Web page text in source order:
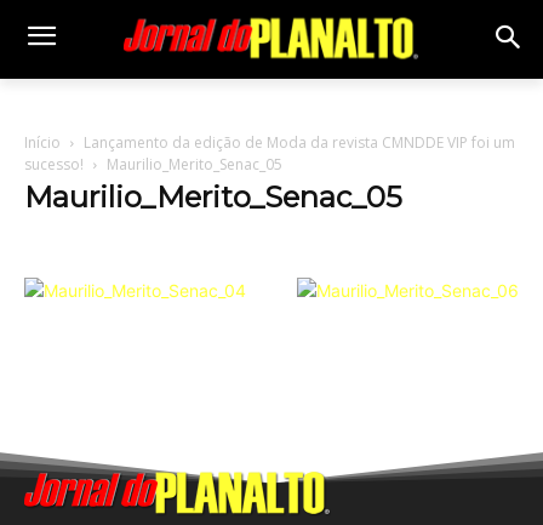
Início
Lançamento da edição de Moda da revista CMNDDE VIP foi um
sucesso!
Maurilio_Merito_Senac_05
Maurilio_Merito_Senac_05